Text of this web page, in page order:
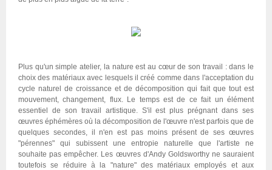
Plus qu'un simple atelier, la nature est au cœur de son travail : dans le
choix des matériaux avec lesquels il créé comme dans l'acceptation du
cycle naturel de croissance et de décomposition qui fait que tout est
mouvement, changement, flux. Le temps est de ce fait un élément
essentiel de son travail artistique. S'il est plus prégnant dans ses
œuvres éphémères où la décomposition de l'œuvre n'est parfois que de
quelques secondes, il n'en est pas moins présent de ses œuvres
"pérennes" qui subissent une entropie naturelle que l'artiste ne
souhaite pas empêcher. Les œuvres d'Andy Goldsworthy ne sauraient
toutefois se réduire à la "nature" des matériaux employés et aux